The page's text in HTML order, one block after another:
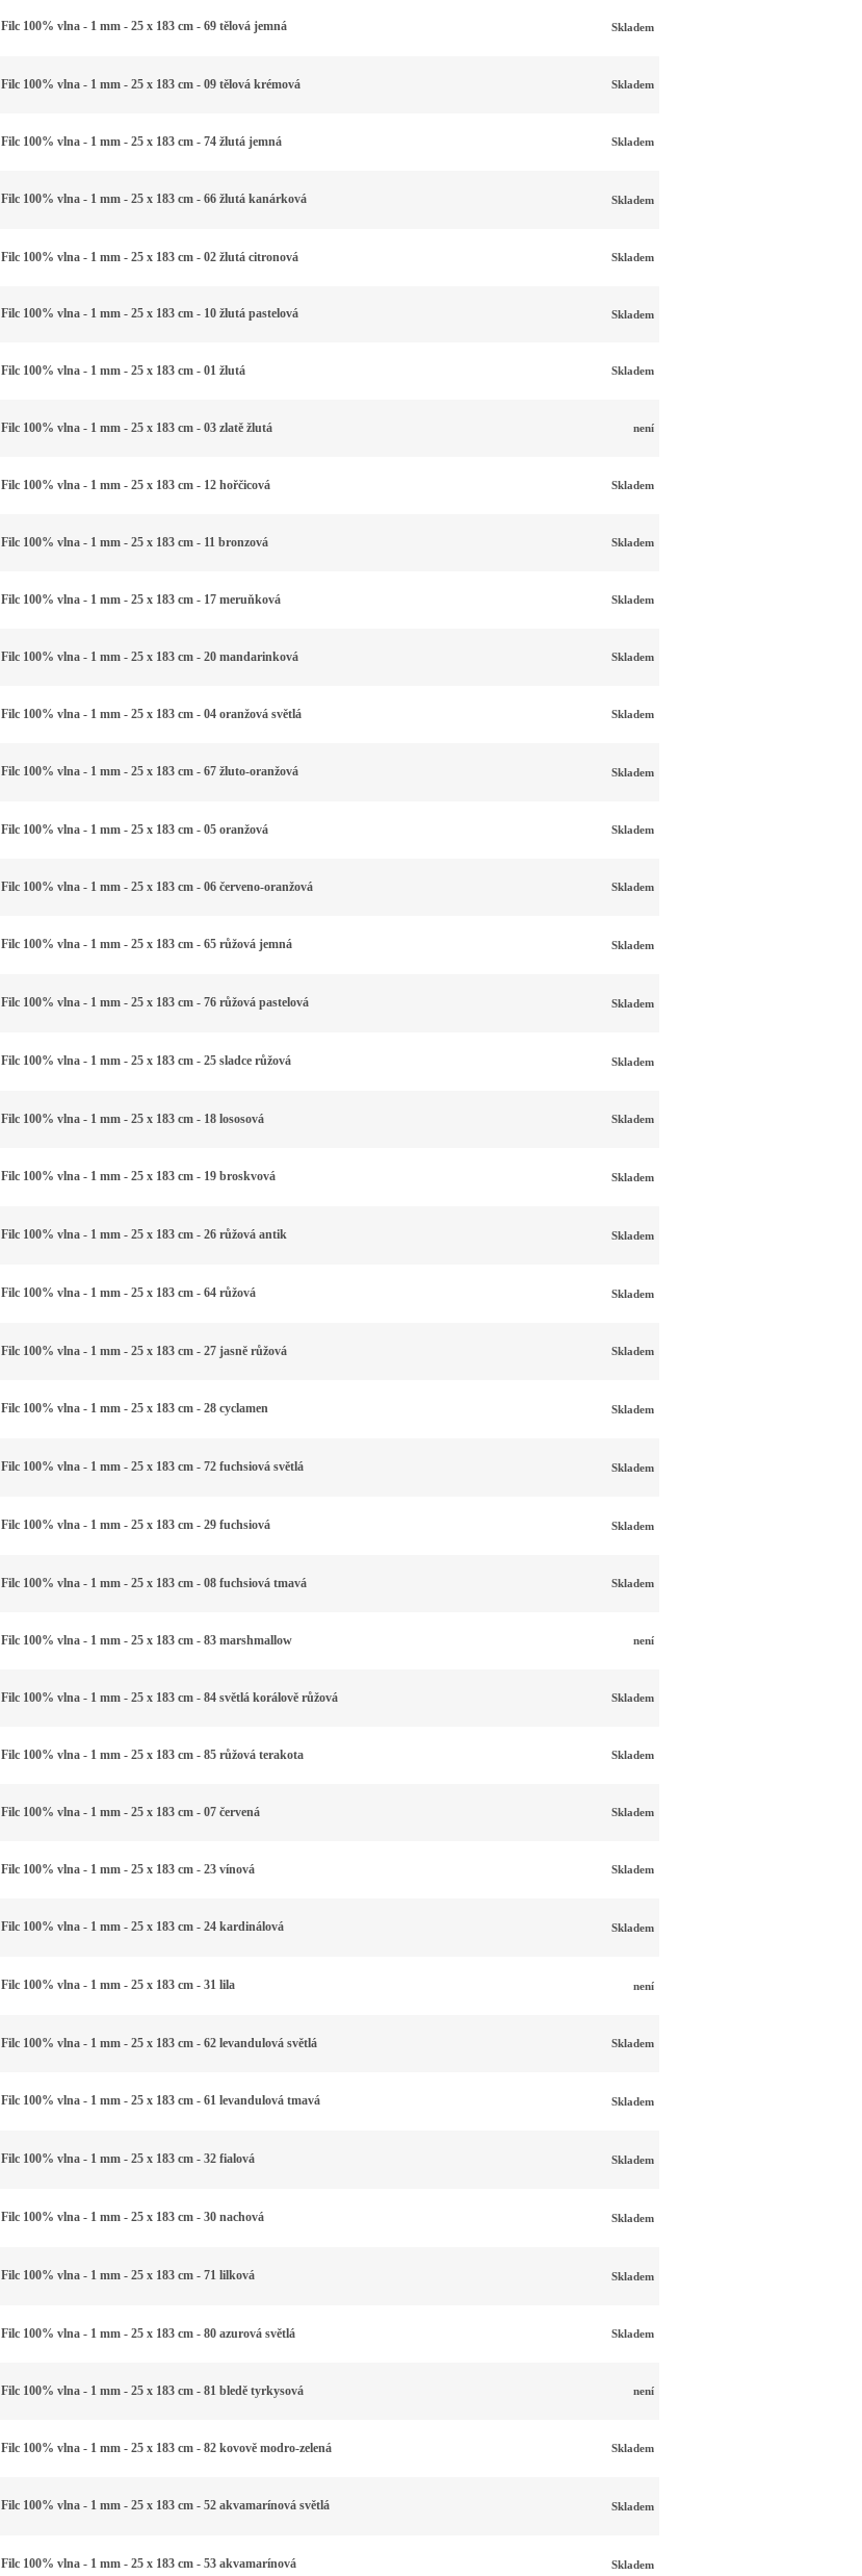
Filc 100% vlna - 1 mm - 25 x 183 cm - 69 tělová jemná Skladem
Filc 100% vlna - 1 mm - 25 x 183 cm - 09 tělová krémová Skladem
Filc 100% vlna - 1 mm - 25 x 183 cm - 74 žlutá jemná Skladem
Filc 100% vlna - 1 mm - 25 x 183 cm - 66 žlutá kanárková Skladem
Filc 100% vlna - 1 mm - 25 x 183 cm - 02 žlutá citronová Skladem
Filc 100% vlna - 1 mm - 25 x 183 cm - 10 žlutá pastelová Skladem
Filc 100% vlna - 1 mm - 25 x 183 cm - 01 žlutá Skladem
Filc 100% vlna - 1 mm - 25 x 183 cm - 03 zlatě žlutá není
Filc 100% vlna - 1 mm - 25 x 183 cm - 12 hořčicová Skladem
Filc 100% vlna - 1 mm - 25 x 183 cm - 11 bronzová Skladem
Filc 100% vlna - 1 mm - 25 x 183 cm - 17 meruňková Skladem
Filc 100% vlna - 1 mm - 25 x 183 cm - 20 mandarinková Skladem
Filc 100% vlna - 1 mm - 25 x 183 cm - 04 oranžová světlá Skladem
Filc 100% vlna - 1 mm - 25 x 183 cm - 67 žluto-oranžová Skladem
Filc 100% vlna - 1 mm - 25 x 183 cm - 05 oranžová Skladem
Filc 100% vlna - 1 mm - 25 x 183 cm - 06 červeno-oranžová Skladem
Filc 100% vlna - 1 mm - 25 x 183 cm - 65 růžová jemná Skladem
Filc 100% vlna - 1 mm - 25 x 183 cm - 76 růžová pastelová Skladem
Filc 100% vlna - 1 mm - 25 x 183 cm - 25 sladce růžová Skladem
Filc 100% vlna - 1 mm - 25 x 183 cm - 18 lososová Skladem
Filc 100% vlna - 1 mm - 25 x 183 cm - 19 broskvová Skladem
Filc 100% vlna - 1 mm - 25 x 183 cm - 26 růžová antik Skladem
Filc 100% vlna - 1 mm - 25 x 183 cm - 64 růžová Skladem
Filc 100% vlna - 1 mm - 25 x 183 cm - 27 jasně růžová Skladem
Filc 100% vlna - 1 mm - 25 x 183 cm - 28 cyclamen Skladem
Filc 100% vlna - 1 mm - 25 x 183 cm - 72 fuchsiová světlá Skladem
Filc 100% vlna - 1 mm - 25 x 183 cm - 29 fuchsiová Skladem
Filc 100% vlna - 1 mm - 25 x 183 cm - 08 fuchsiová tmavá Skladem
Filc 100% vlna - 1 mm - 25 x 183 cm - 83 marshmallow není
Filc 100% vlna - 1 mm - 25 x 183 cm - 84 světlá korálově růžová Skladem
Filc 100% vlna - 1 mm - 25 x 183 cm - 85 růžová terakota Skladem
Filc 100% vlna - 1 mm - 25 x 183 cm - 07 červená Skladem
Filc 100% vlna - 1 mm - 25 x 183 cm - 23 vínová Skladem
Filc 100% vlna - 1 mm - 25 x 183 cm - 24 kardinálová Skladem
Filc 100% vlna - 1 mm - 25 x 183 cm - 31 lila není
Filc 100% vlna - 1 mm - 25 x 183 cm - 62 levandulová světlá Skladem
Filc 100% vlna - 1 mm - 25 x 183 cm - 61 levandulová tmavá Skladem
Filc 100% vlna - 1 mm - 25 x 183 cm - 32 fialová Skladem
Filc 100% vlna - 1 mm - 25 x 183 cm - 30 nachová Skladem
Filc 100% vlna - 1 mm - 25 x 183 cm - 71 lilková Skladem
Filc 100% vlna - 1 mm - 25 x 183 cm - 80 azurová světlá Skladem
Filc 100% vlna - 1 mm - 25 x 183 cm - 81 bledě tyrkysová není
Filc 100% vlna - 1 mm - 25 x 183 cm - 82 kovově modro-zelená Skladem
Filc 100% vlna - 1 mm - 25 x 183 cm - 52 akvamarínová světlá Skladem
Filc 100% vlna - 1 mm - 25 x 183 cm - 53 akvamarínová Skladem